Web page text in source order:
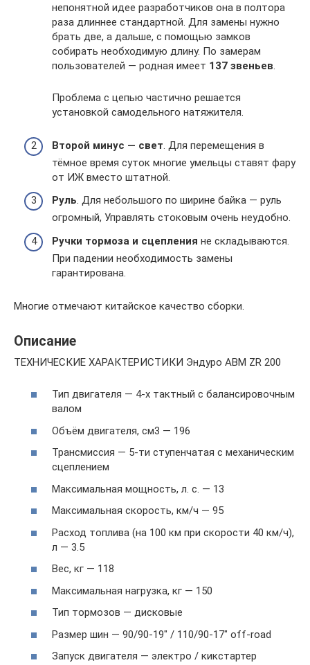
непонятной идее разработчиков она в полтора
раза длиннее стандартной. Для замены нужно
брать две, а дальше, с помощью замков
собирать необходимую длину. По замерам
пользователей — родная имеет 137 звеньев
Проблема с цепью частично решается
установкой самодельного натяжителя.
Второй минус — свет . Для перемещения в
тёмное время суток многие умельцы ставят фару
от ИЖ вместо штатной.
Руль. Для небольшого по ширине байка — руль
огромный, Управлять стоковым очень неудобно.
Ручки тормоза и сцепления не складываются.
При падении необходимость замены
гарантирована.
Многие отмечают китайское качество сборки.
Описание
ТЕХНИЧЕСКИЕ ХАРАКТЕРИСТИКИ Эндуро ABM ZR 200
Тип двигателя — 4-х тактный с балансировочным
валом
Объём двигателя, см3 — 196
Трансмиссия — 5-ти ступенчатая с механическим
сцеплением
Максимальная мощность, л. с. — 13
Максимальная скорость, км/ч — 95
Расход топлива (на 100 км при скорости 40 км/ч),
л — 3.5
Вес, кг — 118
Максимальная нагрузка, кг — 150
Тип тормозов — дисковые
Размер шин — 90/90-19″ / 110/90-17″ off-road
Запуск двигателя — электро / кикстартер